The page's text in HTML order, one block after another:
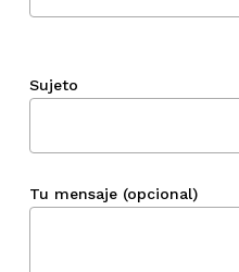
Sujeto
Tu mensaje (opcional)